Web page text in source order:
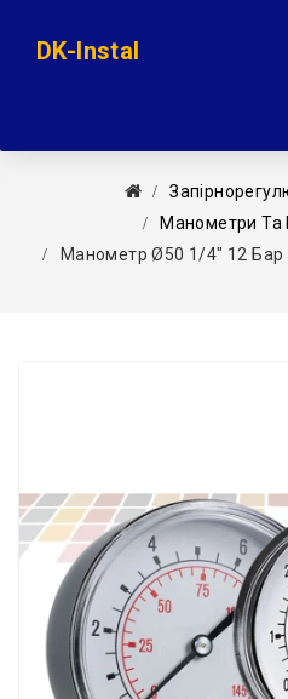
DK-Instal
Манометри Та
Манометр Ø50 1/4″ 12 Бар